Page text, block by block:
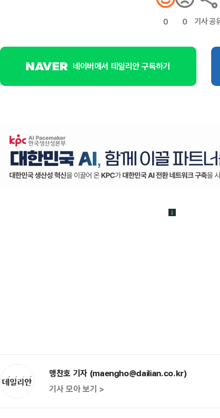
0 0 기사 공
네이버에서 데일리안 구독하기
맹찬호 기자 (maengho@dailian.co.kr)
기사 모아 보기 >